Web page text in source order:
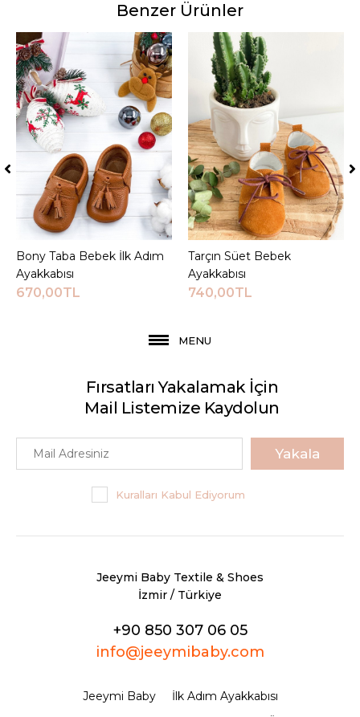
Benzer Ürünler
Sepete Ekle
Bony Taba Bebek İlk Adım
Ayakkabısı
670,00TL
Sepete Ekle
Tarçın Süet Bebek
Ayakkabısı
740,00TL
MENU
Fırsatları Yakalamak İçin
Mail Listemize Kaydolun
Yakala
Kuralları Kabul Ediyorum
Jeeymi Baby Textile & Shoes
İzmir / Türkiye
+90 850 307 06 05
info@jeeymibaby.com
Jeeymi Baby
İlk Adım Ayakkabısı